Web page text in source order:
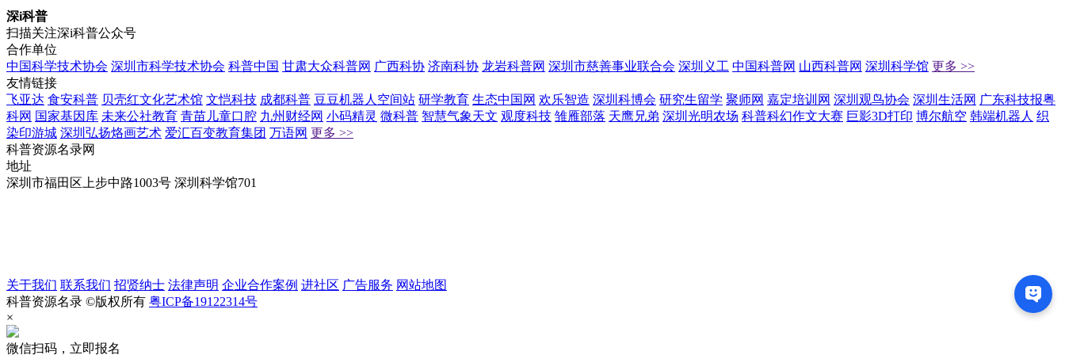
深i科普
扫描关注深i科普公众号
合作单位
中国科学技术协会 深圳市科学技术协会 科普中国 甘肃大众科普网 广西科协 济南科协 龙岩科普网 深圳市慈善事业联合会 深圳义工 中国科普网 山西科普网 深圳科学馆 更多 >>
友情链接
飞亚达 食安科普 贝壳红文化艺术馆 文恺科技 成都科普 豆豆机器人空间站 研学教育 生态中国网 欢乐智造 深圳科博会 研究生留学 聚师网 嘉定培训网 深圳观鸟协会 深圳生活网 广东科技报粤
科网 国家基因库 未来公社教育 青苗儿童口腔 九州财经网 小码精灵 微科普 智慧气象天文 观度科技 雏雁部落 天鹰兄弟 深圳光明农场 科普科幻作文大赛 巨影3D打印 博尔航空 韩端机器人 织
染印游城 深圳弘扬烙画艺术 爱汇百变教育集团 万语网 更多 >>
科普资源名录网
地址
深圳市福田区上步中路1003号 深圳科学馆701
关于我们 联系我们 招贤纳士 法律声明 企业合作案例 进社区 广告服务 网站地图
科普资源名录 ©版权所有 粤ICP备19122314号
×
微信扫码，立即报名